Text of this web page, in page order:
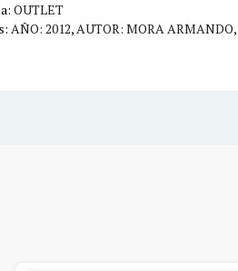
OUTLET
AÑO: 2012,AUTOR: MORA ARMANDO,